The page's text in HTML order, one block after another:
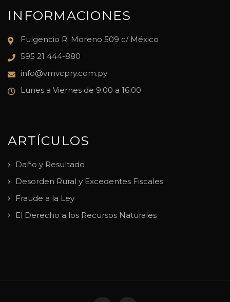
INFORMACIONES
Fulgencio R. Moreno 509 c/ México
595 21 444-880
info@vmvcpry.com.py
Lunes a Viernes de 9:00 a 16:00
ARTÍCULOS
Daño y Resultado
Desorden Rural y Excedentes Fiscales
Fraude a la Ley
El Derecho a los Recursos Naturales